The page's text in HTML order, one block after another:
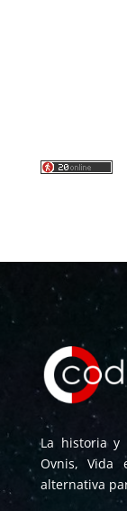
La historia y
Ovnis, Vida
alternativa